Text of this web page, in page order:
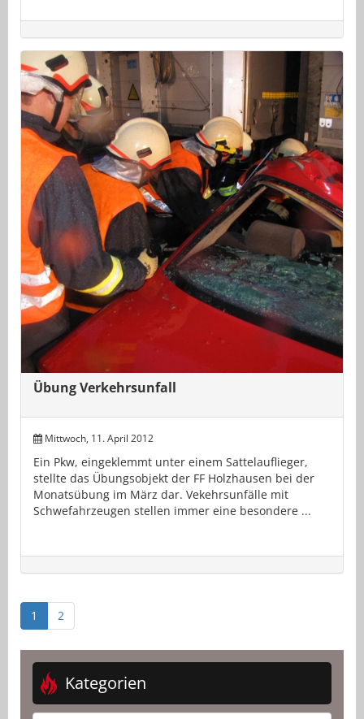
Übung Verkehrsunfall
Mittwoch, 11. April 2012
Ein Pkw, eingeklemmt unter einem Sattelauflieger,
stellte das Übungsobjekt der FF Holzhausen bei der
Monatsübung im März dar. Vekehrsunfälle mit
Schwefahrzeugen stellen immer eine besondere ...
1 2
Kategorien